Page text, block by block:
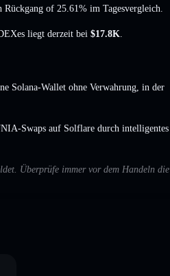
Rückgang of 25.61% im Tagesvergleich.
liegt derzeit bei $17.8K
Solana-Wallet ohne Verwahrung, in der
Swaps auf Solflare durch intelligentes
Überprüfe immer vor dem Handeln die